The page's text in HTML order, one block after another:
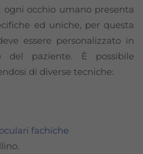
ogni occhio umano presenta
ed uniche, per questa
essere personalizzato in
del paziente. È possibile
di diverse tecniche:
fachiche